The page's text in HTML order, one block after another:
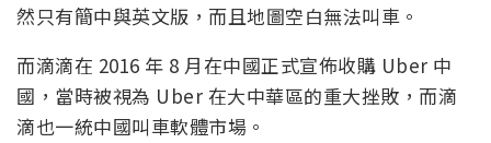
然只有簡中與英文版，而且地圖空白無法叫車。
而滴滴在 2016 年 8 月在中國正式宣佈收購 Uber 中
國，當時被視為 Uber 在大中華區的重大挫敗，而滴
滴也一統中國叫車軟體市場。